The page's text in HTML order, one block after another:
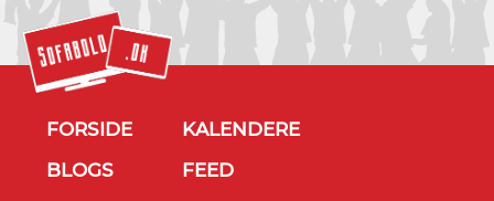
FORSIDE
KALENDERE
BLOGS
FEED